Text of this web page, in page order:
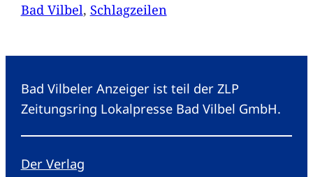
Bad Vilbel, Schlagzeilen
Bad Vilbeler Anzeiger ist teil der ZLP
Zeitungsring Lokalpresse Bad Vilbel GmbH.
Der Verlag